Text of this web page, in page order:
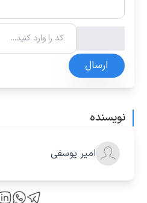
ارسال
نویسنده
امیر یوسفی